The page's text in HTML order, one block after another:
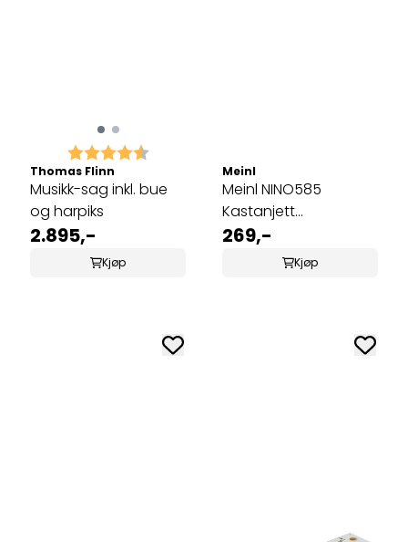
Karakter: 4.6 av 5 mulige
Thomas Flinn
Musikk-sag inkl. bue
og harpiks
2.895,-
Kjøp
Meinl
Meinl NINO585
Kastanjett
håndformet
269,-
Kjøp